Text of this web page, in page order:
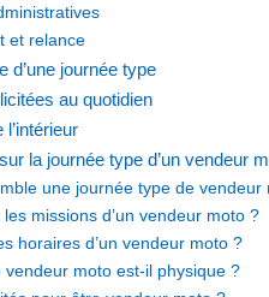
et relance
d’une journée type
au quotidien
la journée type d’un vendeur
une journée type de vendeur
missions d’un vendeur moto ?
horaires d’un vendeur moto ?
vendeur moto est-il physique ?